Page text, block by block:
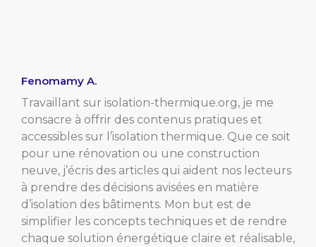
Fenomamy A.
Travaillant sur isolation-thermique.org, je me
consacre à offrir des contenus pratiques et
accessibles sur l’isolation thermique. Que ce soit
pour une rénovation ou une construction
neuve, j’écris des articles qui aident nos lecteurs
à prendre des décisions avisées en matière
d’isolation des bâtiments. Mon but est de
simplifier les concepts techniques et de rendre
chaque solution énergétique claire et réalisable,